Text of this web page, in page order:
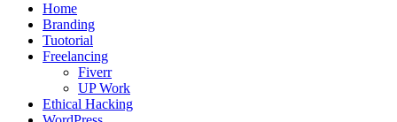
Home
Branding
Tuotorial
Freelancing
Fiverr
UP Work
Ethical Hacking